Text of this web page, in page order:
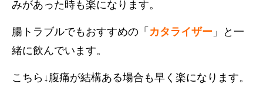
みがあった時も楽になります。
腸トラブルでもおすすめの「 カタライザー 」と一
緒に飲んでいます。
こちら↓腹痛が結構ある場合も早く楽になります。